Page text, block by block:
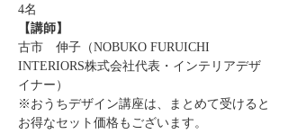
4名
【講師】
古市　伸子（NOBUKO FURUICHI
INTERIORS株式会社代表・インテリアデザ
イナー）
※おうちデザイン講座は、まとめて受けると
お得なセット価格もございます。